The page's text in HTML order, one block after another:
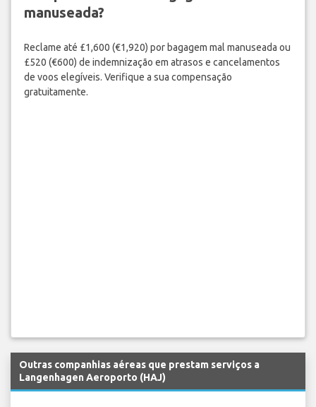
manuseada?
Reclame até £1,600 (€1,920) por bagagem mal manuseada ou
£520 (€600) de indemnização em atrasos e cancelamentos
de voos elegíveis. Verifique a sua compensação
gratuitamente.
Outras companhias aéreas que prestam serviços a
Langenhagen Aeroporto (HAJ)